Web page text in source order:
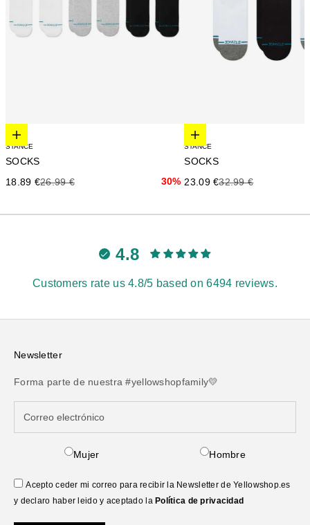
Elige opciones
STANCE
SOCKS
Precio de oferta
18.89 €Precio anterior
26.99 € 30%
Elige opciones
STANCE
SOCKS
Precio de oferta
23.09 €Precio anterior
32.99 €
4.8
Customers rate us 4.8/5 based on 6494 reviews.
Newsletter
Forma parte de nuestra #yellowshopfamily💛
Mujer Hombre
Acepto ceder mi correo para recibir la Newsletter de Yellowshop.es
y declaro haber leido y aceptado la Política de privacidad